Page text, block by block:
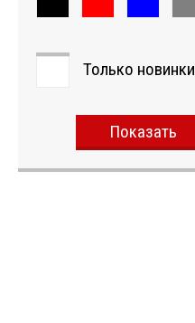
Только новинки
Показать